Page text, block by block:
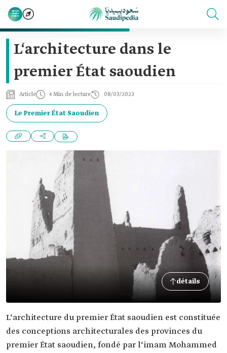
L‘architecture dans le
premier État saoudien
Article 4 Min de lecture 08/03/2023
Le Premier État Saoudien
détails
L‘architecture du premier État saoudien est constituée
des conceptions architecturales des provinces du